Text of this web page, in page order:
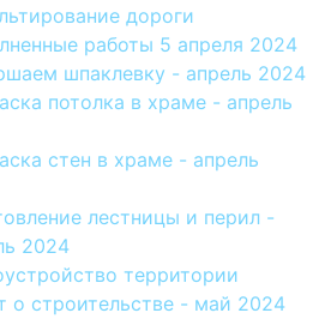
дороги
работы 5 апреля 2024
шпаклевку - апрель 2024
потолка в храме - апрель
стен в храме - апрель
лестницы и перил -
2024
территории
о строительстве - май 2024